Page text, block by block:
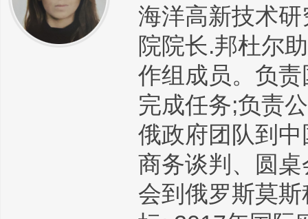
海洋高新技术
院院长.邦杜尔
作组成员。负
完成任务;负责
俄政府团队到
商务谈判、圆
会到俄罗斯莫